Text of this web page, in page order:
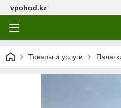
vpohod.kz
Товары и услуги